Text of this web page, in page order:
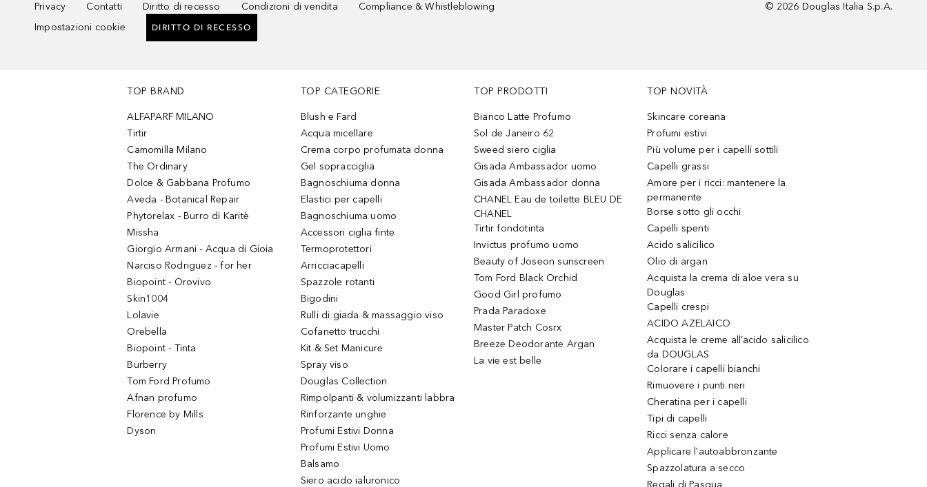
Privacy Contatti Diritto di recesso Condizioni di vendita
Compliance & Whistleblowing
Impostazioni cookie
DIRITTO DI RECESSO
© 2026 Douglas Italia S.p.A.
TOP BRAND
ALFAPARF MILANO
Tirtir
Camomilla Milano
The Ordinary
Dolce & Gabbana Profumo
Aveda - Botanical Repair
Phytorelax - Burro di Karitè
Missha
Giorgio Armani - Acqua di Gioia
Narciso Rodriguez - for her
Biopoint - Orovivo
Skin1004
Lolavie
Orebella
Biopoint - Tinta
Burberry
Tom Ford Profumo
Afnan profumo
Florence by Mills
Dyson
TOP CATEGORIE
Blush e Fard
Acqua micellare
Crema corpo profumata donna
Gel sopracciglia
Bagnoschiuma donna
Elastici per capelli
Bagnoschiuma uomo
Accessori ciglia finte
Termoprotettori
Arricciacapelli
Spazzole rotanti
Bigodini
Rulli di giada & massaggio viso
Cofanetto trucchi
Kit & Set Manicure
Spray viso
Douglas Collection
Rimpolpanti & volumizzanti labbra
Rinforzante unghie
Profumi Estivi Donna
Profumi Estivi Uomo
Balsamo
Siero acido ialuronico
TOP PRODOTTI
Bianco Latte Profumo
Sol de Janeiro 62
Sweed siero ciglia
Gisada Ambassador uomo
Gisada Ambassador donna
CHANEL Eau de toilette BLEU DE
CHANEL
Tirtir fondotinta
Invictus profumo uomo
Beauty of Joseon sunscreen
Tom Ford Black Orchid
Good Girl profumo
Prada Paradoxe
Master Patch Cosrx
Breeze Deodorante Argan
La vie est belle
TOP NOVITÀ
Skincare coreana
Profumi estivi
Più volume per i capelli sottili
Capelli grassi
Amore per i ricci: mantenere la
permanente
Borse sotto gli occhi
Capelli spenti
Acido salicilico
Olio di argan
Acquista la crema di aloe vera su
Douglas
Capelli crespi
ACIDO AZELAICO
Acquista le creme all’acido salicilico
da DOUGLAS
Colorare i capelli bianchi
Rimuovere i punti neri
Cheratina per i capelli
Tipi di capelli
Ricci senza calore
Applicare l'autoabbronzante
Spazzolatura a secco
Regali di Pasqua